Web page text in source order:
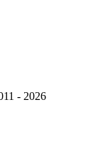
- 2026